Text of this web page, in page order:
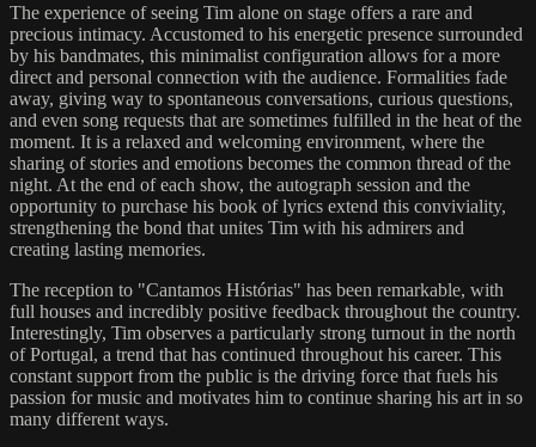
The experience of seeing Tim alone on stage offers a rare and
precious intimacy. Accustomed to his energetic presence surrounded
by his bandmates, this minimalist configuration allows for a more
direct and personal connection with the audience. Formalities fade
away, giving way to spontaneous conversations, curious questions,
and even song requests that are sometimes fulfilled in the heat of the
moment. It is a relaxed and welcoming environment, where the
sharing of stories and emotions becomes the common thread of the
night. At the end of each show, the autograph session and the
opportunity to purchase his book of lyrics extend this conviviality,
strengthening the bond that unites Tim with his admirers and
creating lasting memories.
The reception to "Cantamos Histórias" has been remarkable, with
full houses and incredibly positive feedback throughout the country.
Interestingly, Tim observes a particularly strong turnout in the north
of Portugal, a trend that has continued throughout his career. This
constant support from the public is the driving force that fuels his
passion for music and motivates him to continue sharing his art in so
many different ways.